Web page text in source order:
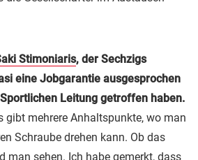
Stimoniaris, der Sechzigs
eine Jobgarantie ausgesprochen
Leitung getroffen haben.
gibt mehrere Anhaltspunkte, wo man
Schraube drehen kann. Ob das
man sehen. Ich habe gemerkt, dass